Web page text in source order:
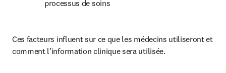
processus de soins
Ces facteurs influent sur ce que les médecins utiliseront et
comment l’information clinique sera utilisée.